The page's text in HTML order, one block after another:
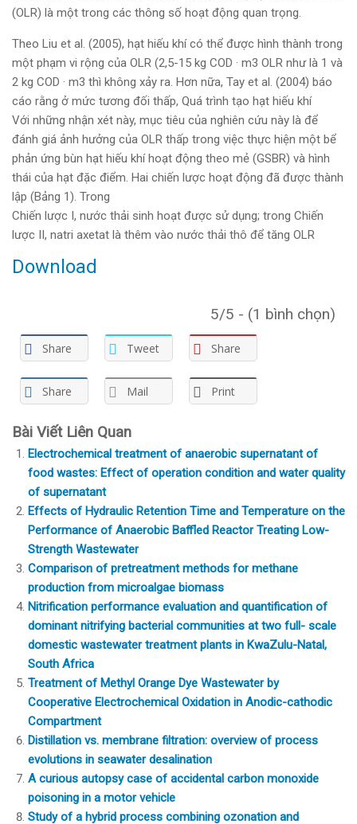
(OLR) là một trong các thông số hoạt động quan trọng.
Theo Liu et al. (2005), hạt hiếu khí có thể được hình thành trong
một phạm vi rộng của OLR (2,5-15 kg COD · m3 OLR như là 1 và
2 kg COD · m3 thì không xảy ra. Hơn nữa, Tay et al. (2004) báo
cáo rằng ở mức tương đối thấp, Quá trình tạo hạt hiếu khí
Với những nhận xét này, mục tiêu của nghiên cứu này là để
đánh giá ảnh hưởng của OLR thấp trong việc thực hiện một bể
phản ứng bùn hạt hiếu khí hoạt động theo mẻ (GSBR) và hình
thái của hạt đặc điểm. Hai chiến lược hoạt động đã được thành
lập (Bảng 1). Trong
Chiến lược I, nước thải sinh hoạt được sử dụng; trong Chiến
lược II, natri axetat là thêm vào nước thải thô để tăng OLR
Download
5/5 - (1 bình chọn)
Share Tweet Share
Share Mail Print
Bài Viết Liên Quan
Electrochemical treatment of anaerobic supernatant of
food wastes: Effect of operation condition and water quality
of supernatant
Effects of Hydraulic Retention Time and Temperature on the
Performance of Anaerobic Baffled Reactor Treating Low-
Strength Wastewater
Comparison of pretreatment methods for methane
production from microalgae biomass
Nitrification performance evaluation and quantification of
dominant nitrifying bacterial communities at two full- scale
domestic wastewater treatment plants in KwaZulu-Natal,
South Africa
Treatment of Methyl Orange Dye Wastewater by
Cooperative Electrochemical Oxidation in Anodic-cathodic
Compartment
Distillation vs. membrane filtration: overview of process
evolutions in seawater desalination
A curious autopsy case of accidental carbon monoxide
poisoning in a motor vehicle
Study of a hybrid process combining ozonation and